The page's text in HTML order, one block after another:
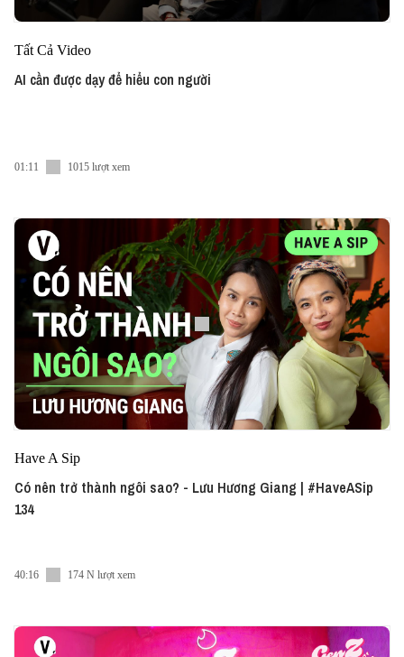
Tất Cả Video
AI cần được dạy để hiểu con người
01:11 1015 lượt xem
Have A Sip
Có nên trở thành ngôi sao? - Lưu Hương Giang | #HaveASip
134
40:16 174 N lượt xem